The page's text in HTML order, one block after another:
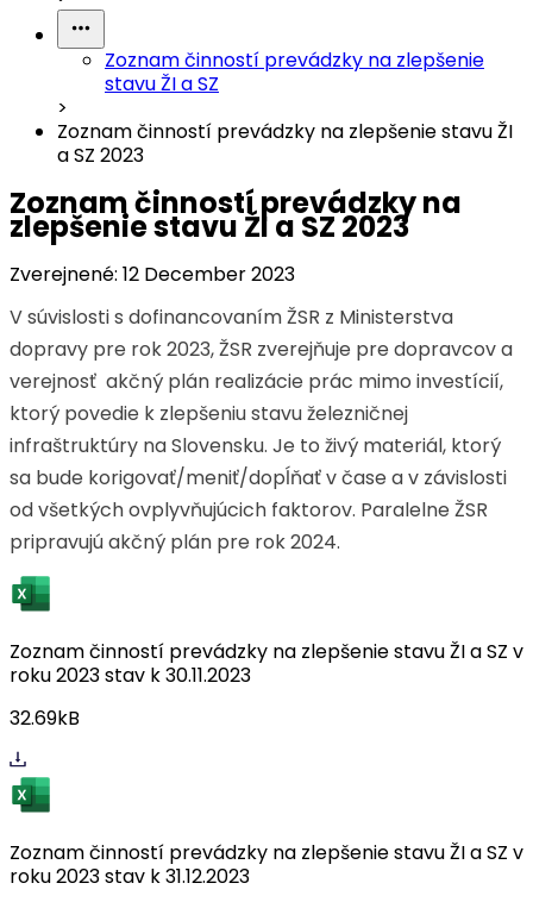
Zoznam činností prevádzky na zlepšenie
stavu ŽI a SZ
>
Zoznam činností prevádzky na zlepšenie stavu ŽI
a SZ 2023
Zoznam činností prevádzky na
zlepšenie stavu ŽI a SZ 2023
Zverejnené: 12 December 2023
V súvislosti s dofinancovaním ŽSR z Ministerstva
dopravy pre rok 2023, ŽSR zverejňuje pre dopravcov a
verejnosť akčný plán realizácie prác mimo investícií,
ktorý povedie k zlepšeniu stavu železničnej
infraštruktúry na Slovensku. Je to živý materiál, ktorý
sa bude korigovať/meniť/dopĺňať v čase a v závislosti
od všetkých ovplyvňujúcich faktorov. Paralelne ŽSR
pripravujú akčný plán pre rok 2024.
Zoznam činností prevádzky na zlepšenie stavu ŽI a SZ v
roku 2023 stav k 30.11.2023
32.69kB
Zoznam činností prevádzky na zlepšenie stavu ŽI a SZ v
roku 2023 stav k 31.12.2023